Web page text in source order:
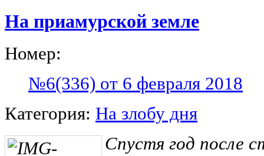
На приамурской земле
Номер:
№6(336) от 6 февраля 2018
Категория: На злобу дня
Спустя год после